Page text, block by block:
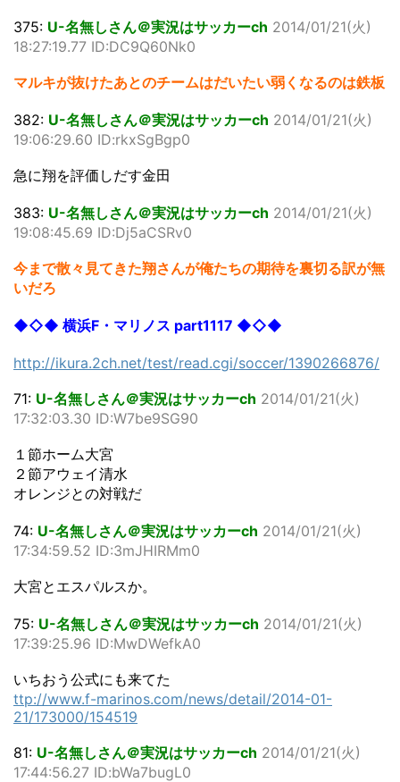
375: U-名無しさん＠実況はサッカーch 2014/01/21(火)
18:27:19.77 ID:DC9Q60Nk0
マルキが抜けたあとのチームはだいたい弱くなるのは鉄板
382: U-名無しさん＠実況はサッカーch 2014/01/21(火)
19:06:29.60 ID:rkxSgBgp0
急に翔を評価しだす金田
383: U-名無しさん＠実況はサッカーch 2014/01/21(火)
19:08:45.69 ID:Dj5aCSRv0
今まで散々見てきた翔さんが俺たちの期待を裏切る訳が無
いだろ
◆◇◆ 横浜F・マリノス part1117 ◆◇◆
http://ikura.2ch.net/test/read.cgi/soccer/1390266876/
71: U-名無しさん＠実況はサッカーch 2014/01/21(火)
17:32:03.30 ID:W7be9SG90
１節ホーム大宮
２節アウェイ清水
オレンジとの対戦だ
74: U-名無しさん＠実況はサッカーch 2014/01/21(火)
17:34:59.52 ID:3mJHIRMm0
大宮とエスパルスか。
75: U-名無しさん＠実況はサッカーch 2014/01/21(火)
17:39:25.96 ID:MwDWefkA0
いちおう公式にも来てた
ttp://www.f-marinos.com/news/detail/2014-01-
21/173000/154519
81: U-名無しさん＠実況はサッカーch 2014/01/21(火)
17:44:56.27 ID:bWa7bugL0